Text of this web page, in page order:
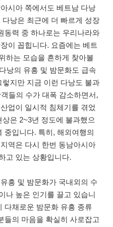
시아 쪽에서도 베트남 다낭
낭은 최근에 더 빠르게 성장
동력 중 하나로는 우리나라와
이 꼽힙니다. 요즘에는 베트
하는 모습을 흔하게 찾아볼
낭의 유흥 및 밤문화도 급속
지만 지금 이런 다낭도 불과
들의 수가 대폭 감소하면서,
업이 일시적 침체기를 겪었
은 2~3년 정도에 불과했으
중입니다. 특히, 해외여행의
역은 다시 한번 동남아시아
고 있는 상황입니다.
흥 및 밤문화가 국내외의 수
나 높은 인기를 끌고 있습니
다채로운 밤문화 유흥 종류
들의 마음을 확실히 사로잡고